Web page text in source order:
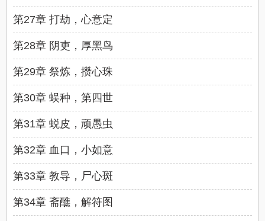
第27章 打劫，心意定
第28章 阴吏，厚黑鸟
第29章 祭炼，攒心珠
第30章 蜈种，第四世
第31章 蜕皮，顽愚虫
第32章 血口，小如意
第33章 教导，尸心斑
第34章 斋醮，解符图